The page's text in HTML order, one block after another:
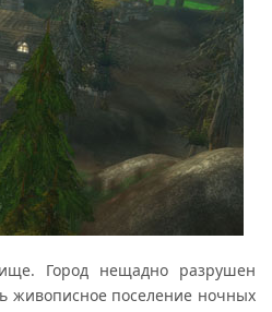
Город нещадно разрушен
живописное поселение ночных